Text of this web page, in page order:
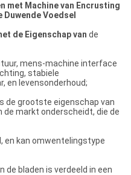
met Machine van Encrusting
Voedsel
de Eigenschap van de
mens-machine interface
stabiele
en levensonderhoud;
de grootste eigenschap van
markt onderscheidt, die de
en kan omwentelingstype
bladen is verdeeld in een